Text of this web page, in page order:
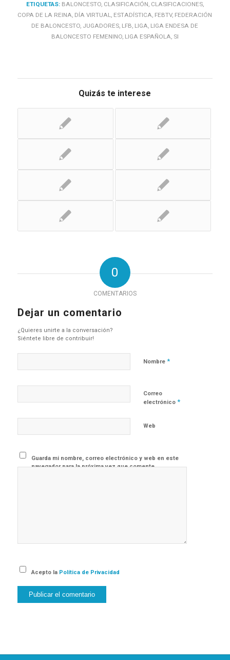
ETIQUETAS: BALONCESTO, CLASIFICACIÓN, CLASIFICACIONES,
COPA DE LA REINA, DÍA VIRTUAL, ESTADÍSTICA, FEBTV, FEDERACIÓN
DE BALONCESTO, JUGADORES, LFB, LIGA, LIGA ENDESA DE
BALONCESTO FEMENINO, LIGA ESPAÑOLA, SI
Quizás te interese
0
COMENTARIOS
Dejar un comentario
¿Quieres unirte a la conversación?
Siéntete libre de contribuir!
Nombre *
Correo
electrónico *
Web
Guarda mi nombre, correo electrónico y web en este
navegador para la próxima vez que comente.
Acepto la Política de Privacidad